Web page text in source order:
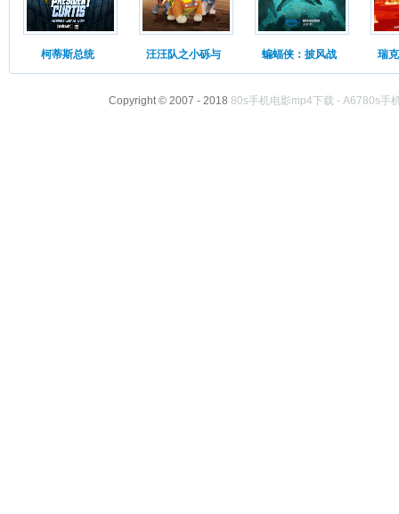
柯蒂斯总统 汪汪队之小砾与 蝙蝠侠：披风战 瑞
Copyright © 2007 - 2018 80s手机电影mp4下载 - A6780s手